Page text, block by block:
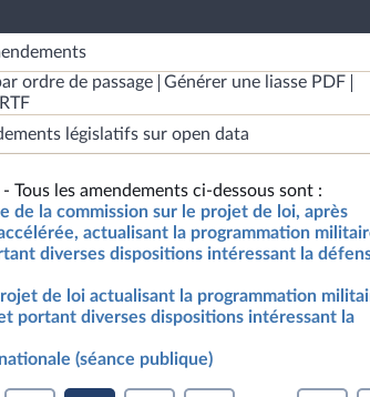
ordre de passage
Générer une liasse PDF
législatifs sur open data
Tous les amendements ci-dessous sont :
de la commission sur le projet de loi, après
actualisant la programmation
diverses dispositions intéressant la
de loi actualisant la programmation
portant diverses dispositions intéressant la
(séance publique)